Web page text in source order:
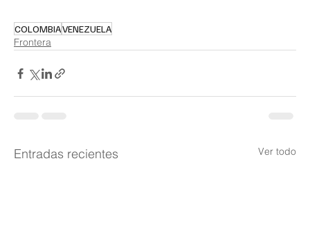
COLOMBIAVENEZUELA
Frontera
Entradas recientes Ver todo